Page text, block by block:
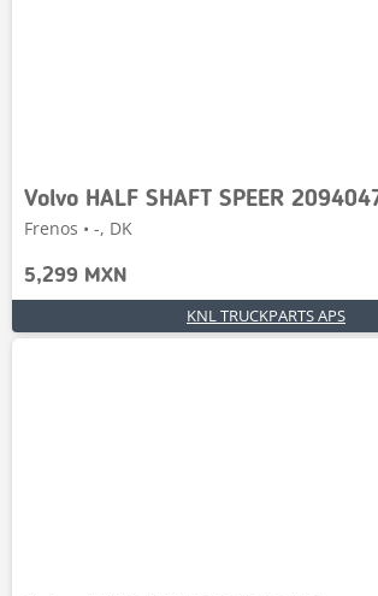
Volvo HALF SHAFT SPEER
Frenos • -, DK
5,299 MXN
KNL TRUCKPARTS APS